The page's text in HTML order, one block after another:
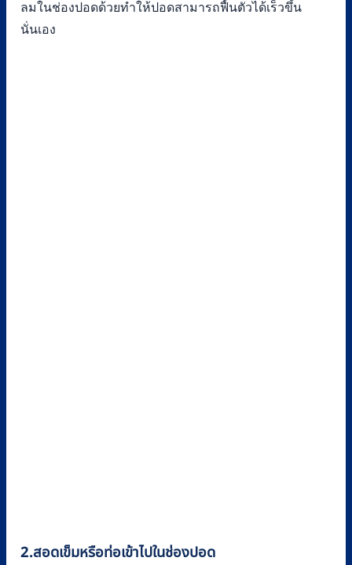
ลมในช่องปอดด้วยทำให้ปอดสามารถฟื้นตัวได้เร็วขึ้น
นั่นเอง
2.สอดเข็มหรือท่อเข้าไปในช่องปอด